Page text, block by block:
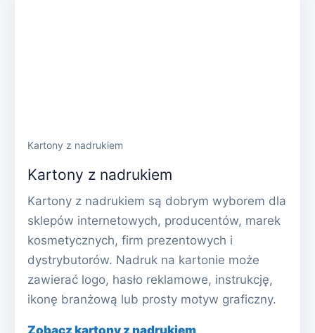
Kartony z nadrukiem
Kartony z nadrukiem
Kartony z nadrukiem są dobrym wyborem dla
sklepów internetowych, producentów, marek
kosmetycznych, firm prezentowych i
dystrybutorów. Nadruk na kartonie może
zawierać logo, hasło reklamowe, instrukcję,
ikonę branżową lub prosty motyw graficzny.
Zobacz kartony z nadrukiem